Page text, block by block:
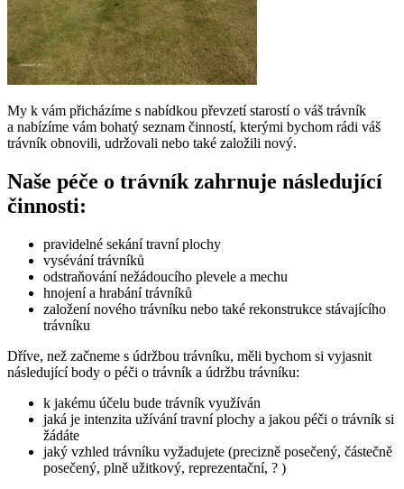
My k vám přicházíme s nabídkou převzetí starostí o váš trávník
a nabízíme vám bohatý seznam činností, kterými bychom rádi váš
trávník obnovili, udržovali nebo také založili nový.
Naše péče o trávník zahrnuje následující
činnosti:
pravidelné sekání travní plochy
vysévání trávníků
odstraňování nežádoucího plevele a mechu
hnojení a hrabání trávníků
založení nového trávníku nebo také rekonstrukce stávajícího
trávníku
Dříve, než začneme s údržbou trávníku, měli bychom si vyjasnit
následující body o péči o trávník a údržbu trávníku:
k jakému účelu bude trávník využíván
jaká je intenzita užívání travní plochy a jakou péči o trávník si
žádáte
jaký vzhled trávníku vyžadujete (precizně posečený, částečně
posečený, plně užitkový, reprezentační, ? )